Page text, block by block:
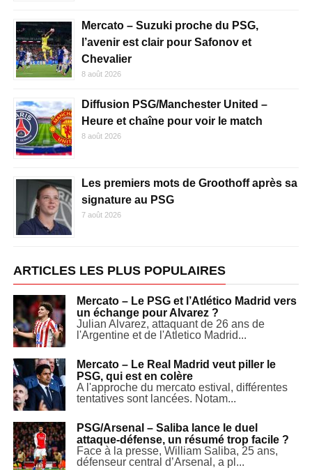
Mercato – Suzuki proche du PSG,
l’avenir est clair pour Safonov et
Chevalier
8 août 2026
Diffusion PSG/Manchester United –
Heure et chaîne pour voir le match
8 août 2026
Les premiers mots de Groothoff après sa
signature au PSG
7 août 2026
ARTICLES LES PLUS POPULAIRES
Mercato – Le PSG et l’Atlético Madrid vers
un échange pour Alvarez ?
Julian Alvarez, attaquant de 26 ans de
l'Argentine et de l'Atletico Madrid...
Mercato – Le Real Madrid veut piller le
PSG, qui est en colère
A l'approche du mercato estival, différentes
tentatives sont lancées. Notam...
PSG/Arsenal – Saliba lance le duel
attaque-défense, un résumé trop facile ?
Face à la presse, William Saliba, 25 ans,
défenseur central d’Arsenal, a pl...